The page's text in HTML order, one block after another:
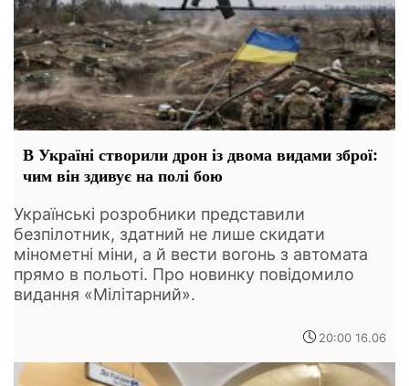
В Україні створили дрон із двома видами зброї:
чим він здивує на полі бою
Українські розробники представили
безпілотник, здатний не лише скидати
мінометні міни, а й вести вогонь з автомата
прямо в польоті. Про новинку повідомило
видання «Мілітарний».
20:00 16.06